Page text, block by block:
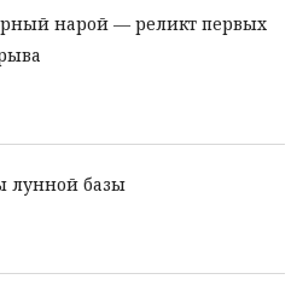
нарой — реликт первых
лунной базы